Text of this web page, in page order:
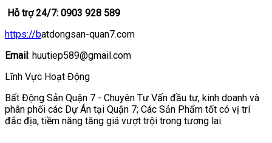
Hỗ trợ 24/7: 0903 928 589
https://batdongsan-quan7.com
Email: huutiep589@gmail.com
Lĩnh Vực Hoạt Động
Bất Động Sản Quận 7 - Chuyên Tư Vấn đầu tư, kinh doanh và
phân phối các Dự Án tại Quận 7; Các Sản Phẩm tốt có vị trí
đắc địa, tiềm năng tăng giá vượt trội trong tương lai.